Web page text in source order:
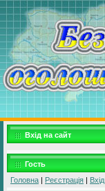
Вхід на сайт
Гость
Головна | Реєстрація | Вхід